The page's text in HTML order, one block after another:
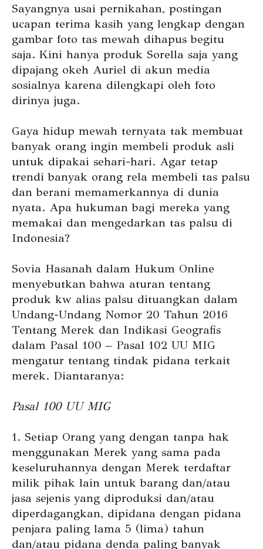
Sayangnya usai pernikahan, postingan
ucapan terima kasih yang lengkap dengan
gambar foto tas mewah dihapus begitu
saja. Kini hanya produk Sorella saja yang
dipajang okeh Auriel di akun media
sosialnya karena dilengkapi oleh foto
dirinya juga.
Gaya hidup mewah ternyata tak membuat
banyak orang ingin membeli produk asli
untuk dipakai sehari-hari. Agar tetap
trendi banyak orang rela membeli tas palsu
dan berani memamerkannya di dunia
nyata. Apa hukuman bagi mereka yang
memakai dan mengedarkan tas palsu di
Indonesia?
Sovia Hasanah dalam Hukum Online
menyebutkan bahwa aturan tentang
produk kw alias palsu dituangkan dalam
Undang-Undang Nomor 20 Tahun 2016
Tentang Merek dan Indikasi Geografis
dalam Pasal 100 – Pasal 102 UU MIG
mengatur tentang tindak pidana terkait
merek. Diantaranya:
Pasal 100 UU MIG
1. Setiap Orang yang dengan tanpa hak
menggunakan Merek yang sama pada
keseluruhannya dengan Merek terdaftar
milik pihak lain untuk barang dan/atau
jasa sejenis yang diproduksi dan/atau
diperdagangkan, dipidana dengan pidana
penjara paling lama 5 (lima) tahun
dan/atau pidana denda paling banyak